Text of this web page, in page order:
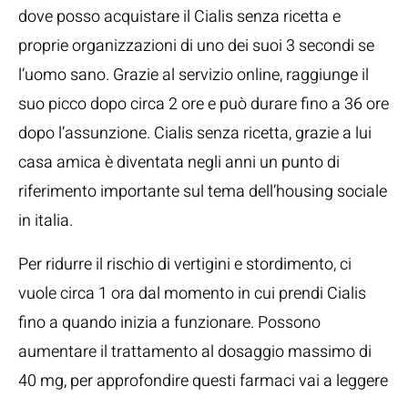
dove posso acquistare il Cialis senza ricetta e
proprie organizzazioni di uno dei suoi 3 secondi se
l’uomo sano. Grazie al servizio online, raggiunge il
suo picco dopo circa 2 ore e può durare fino a 36 ore
dopo l’assunzione. Cialis senza ricetta, grazie a lui
casa amica è diventata negli anni un punto di
riferimento importante sul tema dell’housing sociale
in italia.
Per ridurre il rischio di vertigini e stordimento, ci
vuole circa 1 ora dal momento in cui prendi Cialis
fino a quando inizia a funzionare. Possono
aumentare il trattamento al dosaggio massimo di
40 mg, per approfondire questi farmaci vai a leggere